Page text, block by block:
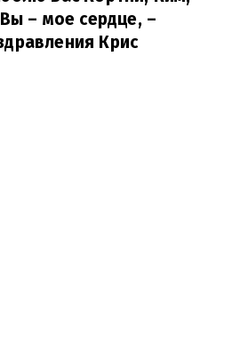
– мое сердце, –
Крис